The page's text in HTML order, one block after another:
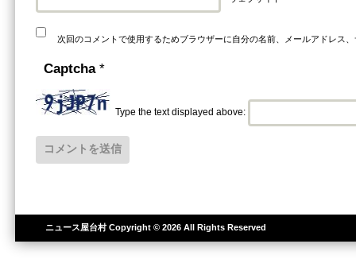
次回のコメントで使用するためブラウザーに自分の名前、メールアドレス
Captcha *
Type the text displayed above:
ニュース屋台村Copyright © 2026 All Rights Reserved